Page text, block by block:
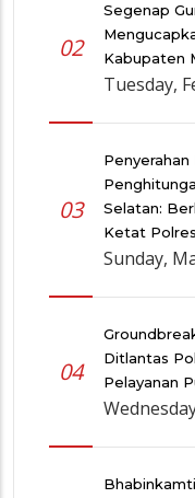
02
Segenap
Kabupaten
Tuesday,
03
Selatan:
Ketat
Sunday,
04
Ditlantas
Pelayanan